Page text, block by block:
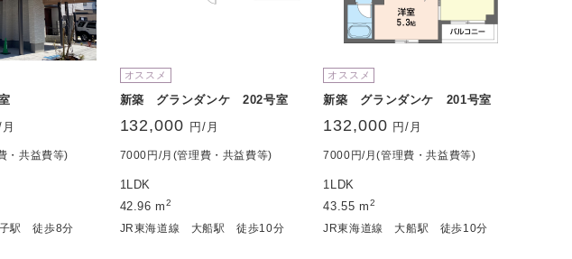
・共益費等)
駅 徒歩8分
オススメ
新築 グランダンケ 202号室
132,000 円/月
7000円/月(管理費・共益費等)
1LDK
42.96 m2
JR東海道線 大船駅 徒歩10分
オススメ
新築 グランダンケ 201号室
132,000 円/月
7000円/月(管理費・共益費等)
1LDK
43.55 m2
JR東海道線 大船駅 徒歩10分